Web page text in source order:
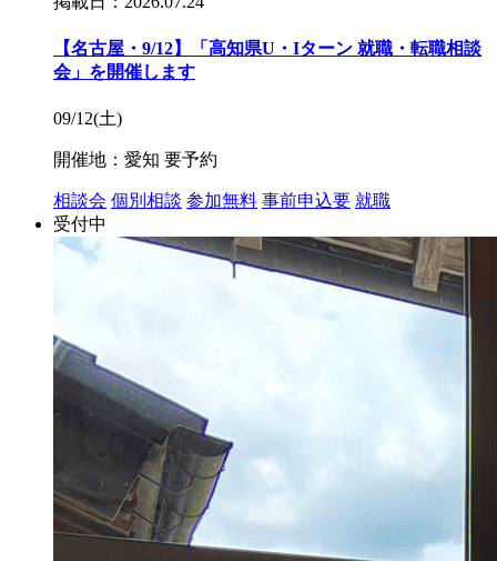
【名古屋・9/12】「高知県U・Iターン 就職・転職相談
会」を開催します
09/12(土)
開催地：愛知 要予約
相談会 個別相談 参加無料 事前申込要 就職
受付中